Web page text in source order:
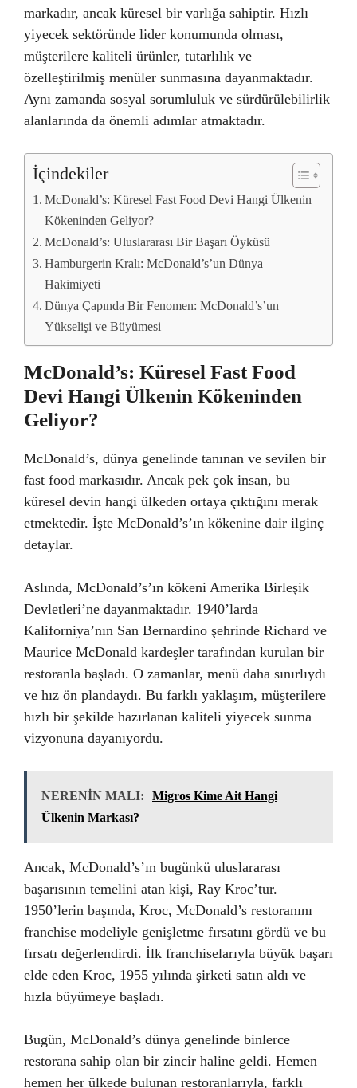
markadır, ancak küresel bir varlığa sahiptir. Hızlı
yiyecek sektöründe lider konumunda olması,
müşterilere kaliteli ürünler, tutarlılık ve
özelleştirilmiş menüler sunmasına dayanmaktadır.
Aynı zamanda sosyal sorumluluk ve sürdürülebilirlik
alanlarında da önemli adımlar atmaktadır.
İçindekiler
McDonald’s: Küresel Fast Food Devi Hangi Ülkenin
Kökeninden Geliyor?
McDonald’s: Uluslararası Bir Başarı Öyküsü
Hamburgerin Kralı: McDonald’s’un Dünya
Hakimiyeti
Dünya Çapında Bir Fenomen: McDonald’s’un
Yükselişi ve Büyümesi
McDonald’s: Küresel Fast Food
Devi Hangi Ülkenin Kökeninden
Geliyor?
McDonald’s, dünya genelinde tanınan ve sevilen bir
fast food markasıdır. Ancak pek çok insan, bu
küresel devin hangi ülkeden ortaya çıktığını merak
etmektedir. İşte McDonald’s’ın kökenine dair ilginç
detaylar.
Aslında, McDonald’s’ın kökeni Amerika Birleşik
Devletleri’ne dayanmaktadır. 1940’larda
Kaliforniya’nın San Bernardino şehrinde Richard ve
Maurice McDonald kardeşler tarafından kurulan bir
restoranla başladı. O zamanlar, menü daha sınırlıydı
ve hız ön plandaydı. Bu farklı yaklaşım, müşterilere
hızlı bir şekilde hazırlanan kaliteli yiyecek sunma
vizyonuna dayanıyordu.
NERENİN MALI:
Migros Kime Ait Hangi
Ülkenin Markası?
Ancak, McDonald’s’ın bugünkü uluslararası
başarısının temelini atan kişi, Ray Kroc’tur.
1950’lerin başında, Kroc, McDonald’s restoranını
franchise modeliyle genişletme fırsatını gördü ve bu
fırsatı değerlendirdi. İlk franchiselarıyla büyük başarı
elde eden Kroc, 1955 yılında şirketi satın aldı ve
hızla büyümeye başladı.
Bugün, McDonald’s dünya genelinde binlerce
restorana sahip olan bir zincir haline geldi. Hemen
hemen her ülkede bulunan restoranlarıyla, farklı